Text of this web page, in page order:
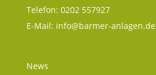
Telefon: 0202 557927
E-Mail: info@barmer-anlagen.de
News